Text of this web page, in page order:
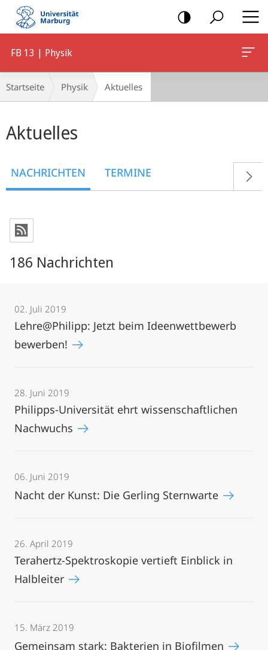
Mobile-
Navigation
FB 13 | Physik
Breadcrumb-
Navigation
Startseite Physik Aktuelles
Aktuelles
NACHRICHTEN TERMINE
186 Nachrichten
02. Juli 2019
Lehre@Philipp: Jetzt beim Ideenwettbewerb
bewerben!
28. Juni 2019
Philipps-Universität ehrt wissenschaftlichen
Nachwuchs
06. Juni 2019
Nacht der Kunst: Die Gerling Sternwarte
26. April 2019
Terahertz-Spektroskopie vertieft Einblick in
Halbleiter
15. März 2019
Gemeinsam stark: Bakterien in Biofilmen